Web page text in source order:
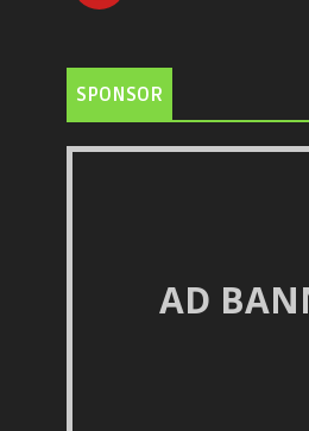
SPONSOR
AD